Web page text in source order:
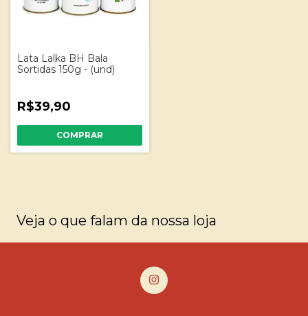
Lata Lalka BH Bala
Sortidas 150g - (und)
R$39,90
Veja o que falam da nossa loja